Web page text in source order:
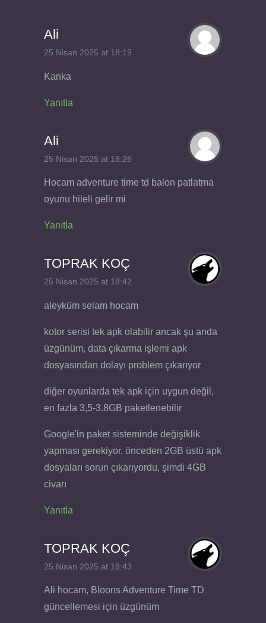
Ali
25 Nisan 2025 at 18:19
Kanka
Yanıtla
Ali
25 Nisan 2025 at 18:26
Hocam adventure time td balon patlatma
oyunu hileli gelir mi
Yanıtla
TOPRAK KOÇ
25 Nisan 2025 at 18:42
aleyküm selam hocam
kotor serisi tek apk olabilir ancak şu anda
üzgünüm, data çıkarma işlemi apk
dosyasından dolayı problem çıkarıyor
diğer oyunlarda tek apk için uygun değil,
en fazla 3,5-3.8GB paketlenebilir
Google'in paket sisteminde değişiklik
yapması gerekiyor, önceden 2GB üstü apk
dosyaları sorun çıkarıyordu, şimdi 4GB
civarı
Yanıtla
TOPRAK KOÇ
25 Nisan 2025 at 18:43
Ali hocam, Bloons Adventure Time TD
güncellemesi için üzgünüm